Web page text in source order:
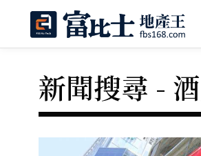
新聞搜尋 -